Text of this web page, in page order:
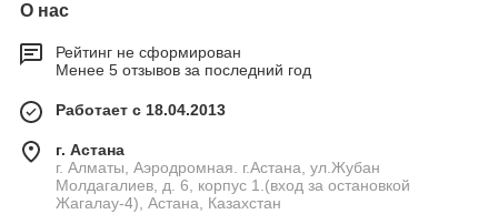
О нас
Рейтинг не сформирован
Менее 5 отзывов за последний год
Работает с 18.04.2013
г. Астана
г. Алматы, Аэродромная. г.Астана, ул.Жубан
Молдагалиев, д. 6, корпус 1.(вход за остановкой
Жагалау-4), Астана, Казахстан